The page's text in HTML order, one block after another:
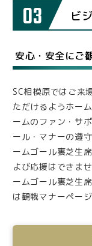
03 ビ
安心・安全にご
SC相模原ではご来
ただけるようホー
ームのファン・サ
ール・マナーの遵
ームゴール裏芝生
よび応援はできま
ームゴール裏芝生
は観戦マナーペー